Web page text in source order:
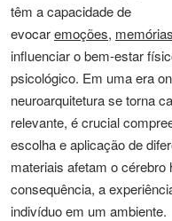
têm a capacidade de
evocaremoções, memórias
influenciar o bem-estar
psicológico. Em uma era
neuroarquitetura se torna
relevante, é crucial
escolha e aplicação de
materiais afetam o cérebro
consequência, a
indivíduo em um ambiente.